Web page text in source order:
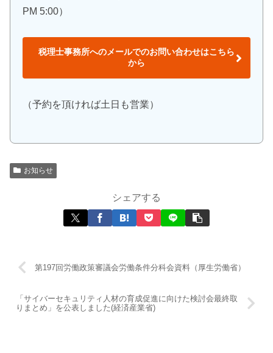
PM 5:00）
税理士事務所へのメールでのお問い合わせはこちら
から
（予約を頂ければ土日も営業）
お知らせ
シェアする
第197回労働政策審議会労働条件分科会資料（厚生労働省）
「サイバーセキュリティ人材の育成促進に向けた検討会最終取
りまとめ」を公表しました(経済産業省)